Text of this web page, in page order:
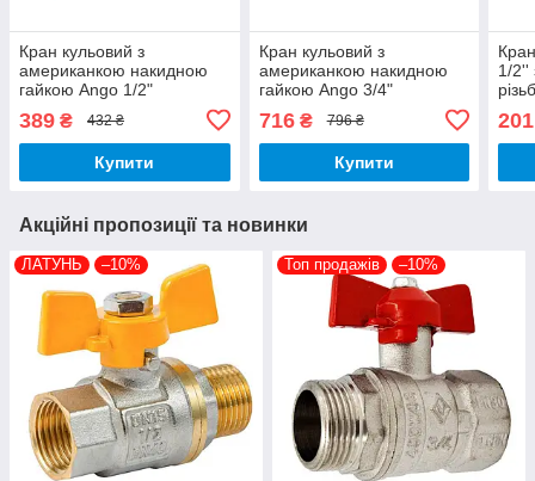
Кран кульовий з
американкою накидною
гайкою Ango 1/2"
різьблення червоний
метелик латунь PN 40
389 ₴ 432 ₴
Купити
Кран кульовий з
американкою накидною
гайкою Ango 3/4"
різьблення червоний
метелик латунь PN 40
716₴ 796 ₴
Купити
1/2''
201
Акційні пропозиції та новинки
ЛАТУНЬ –10% Топ продажів –10%